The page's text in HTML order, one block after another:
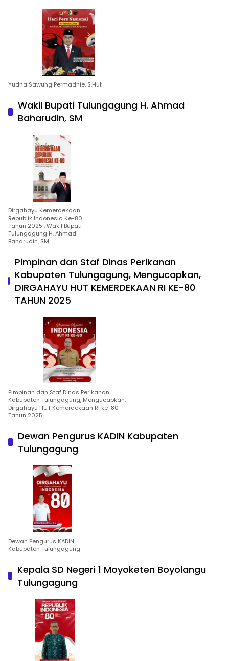
Yudha Sawung Permadhie, S.Hut
Wakil Bupati Tulungagung H. Ahmad
Baharudin, SM
Dirgahayu Kemerdekaan
Republik Indonesia Ke-80
Tahun 2025 : Wakil Bupati
Tulungagung H. Ahmad
Baharudin, SM
Pimpinan dan Staf Dinas Perikanan
Kabupaten Tulungagung, Mengucapkan,
DIRGAHAYU HUT KEMERDEKAAN RI KE-80
TAHUN 2025
Pimpinan dan Staf Dinas Perikanan
Kabupaten Tulungagung, Mengucapkan:
Dirgahayu HUT Kemerdekaan RI ke-80
Tahun 2025
Dewan Pengurus KADIN Kabupaten
Tulungagung
Dewan Pengurus KADIN
Kabupaten Tulungagung
Kepala SD Negeri 1 Moyoketen Boyolangu
Tulungagung